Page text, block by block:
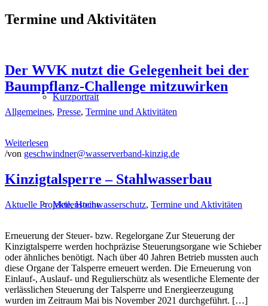
Kurzportrait
Meilensteine
Termine und Aktivitäten
Der WVK nutzt die Gelegenheit bei der
Baumpflanz-Challenge mitzuwirken
Allgemeines, Presse, Termine und Aktivitäten
Weiterlesen
/von geschwindner@wasserverband-kinzig.de
Kinzigtalsperre – Stahlwasserbau
Aktuelle Projekte,Hochwasserschutz, Termine und Aktivitäten
Erneuerung der Steuer- bzw. Regelorgane Zur Steuerung der
Kinzigtalsperre werden hochpräzise Steuerungsorgane wie Schieber
oder ähnliches benötigt. Nach über 40 Jahren Betrieb mussten auch
diese Organe der Talsperre erneuert werden. Die Erneuerung von
Einlauf-, Auslauf- und Regulierschütz als wesentliche Elemente der
verlässlichen Steuerung der Talsperre und Energieerzeugung
wurden im Zeitraum Mai bis November 2021 durchgeführt. […]